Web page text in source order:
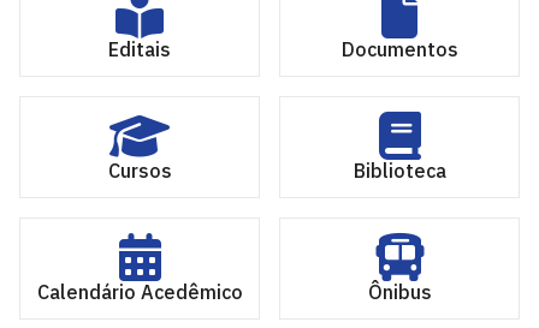
Editais Documentos
Cursos Biblioteca
Calendário Acedêmico Ônibus